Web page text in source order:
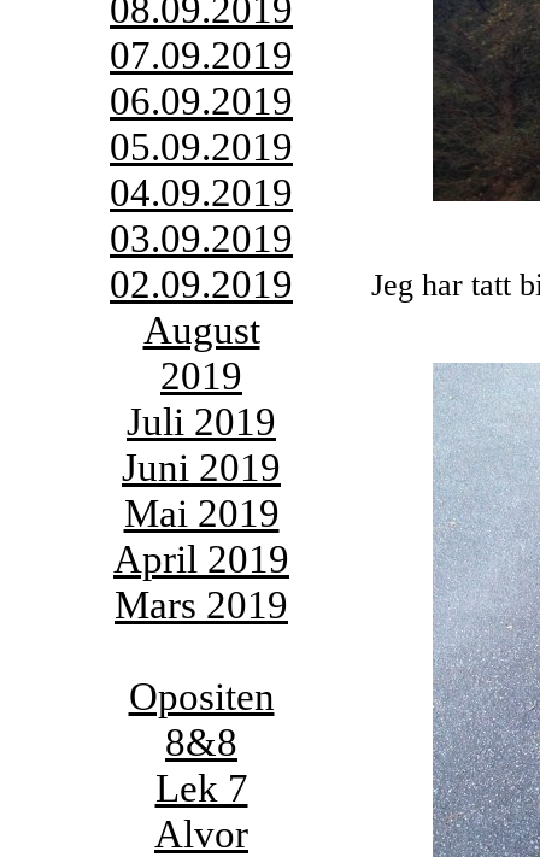
07.09.2019
06.09.2019
05.09.2019
04.09.2019
03.09.2019
02.09.2019
August
2019
Juli 2019
Juni 2019
Mai 2019
April 2019
Mars 2019
Opositen
8&8
Lek 7
Alvor
Jeg har tatt